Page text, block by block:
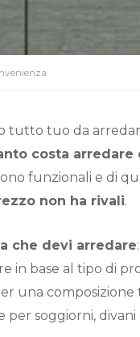
tutto tuo da
costa arredare
funzionali e di
non ha rivali.
che devi arredare
in base al tipo di
una
soggiorni,